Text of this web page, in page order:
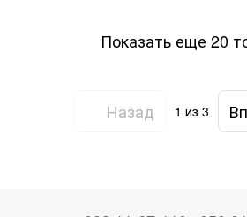
Показать еще 20
Назад 1 из 3